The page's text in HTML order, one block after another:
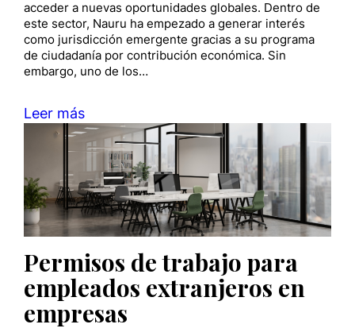
acceder a nuevas oportunidades globales. Dentro de
este sector, Nauru ha empezado a generar interés
como jurisdicción emergente gracias a su programa
de ciudadanía por contribución económica. Sin
embargo, uno de los…
Leer más
Permisos de trabajo para
empleados extranjeros en
empresas